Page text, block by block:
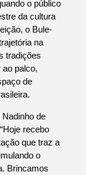
o público
da cultura
o Bule-
na
tradições
ao palco,
de
de
recebo
que traz a
o
Brincamos